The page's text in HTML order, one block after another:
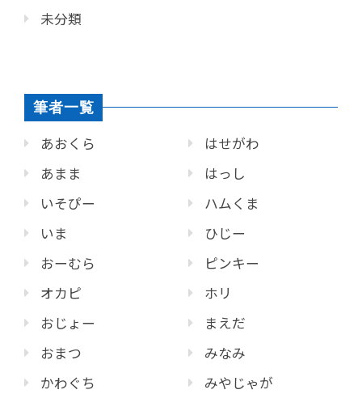
未分類
筆者一覧
あおくら
あまま
いそぴー
いま
おーむら
オカピ
おじょー
おまつ
かわぐち
はせがわ
はっし
ハムくま
ひじー
ピンキー
ホリ
まえだ
みなみ
みやじゃが